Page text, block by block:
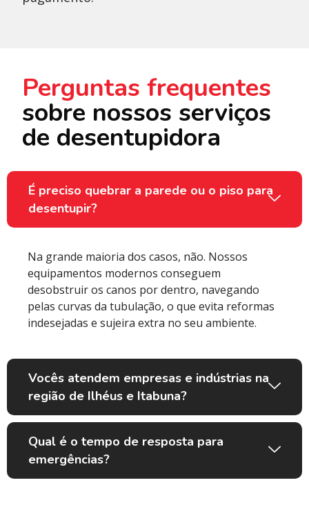
Perguntas frequentes
sobre nossos serviços
de desentupidora
É preciso quebrar a parede ou o piso para
desentupir?
Na grande maioria dos casos, não. Nossos
equipamentos modernos conseguem
desobstruir os canos por dentro, navegando
pelas curvas da tubulação, o que evita reformas
indesejadas e sujeira extra no seu ambiente.
Vocês atendem empresas e indústrias na
região de Ilhéus e Itabuna?
Qual é o tempo de resposta para
emergências?